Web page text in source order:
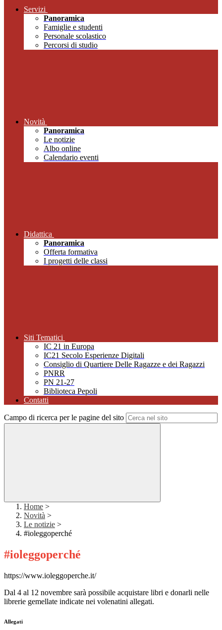
Servizi
Panoramica
Famiglie e studenti
Personale scolastico
Percorsi di studio
Novità
Panoramica
Le notizie
Albo online
Calendario eventi
Didattica
Panoramica
Offerta formativa
I progetti delle classi
Siti Tematici
IC 21 in Europa
IC21 Secolo Esperienze Digitali
Consiglio di Quartiere Delle Ragazze e dei Ragazzi
PNRR
PN 21-27
Biblioteca Pepoli
Contatti
Campo di ricerca per le pagine del sito
Home >
Novità >
Le notizie >
#ioleggoperché
#ioleggoperché
https://www.ioleggoperche.it/
Dal 4 al 12 novembre sarà possibile acquistare libri e donarli nelle
librerie gemellate indicate nei volenatini allegati.
Allegati